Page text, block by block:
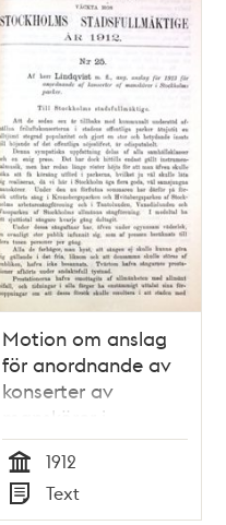
Motion om anslag
för anordnande av
konserter av
manskörer i
Stockholms parker -
Stadsfullmäktige
1912
Tid
1912
Typ
Text